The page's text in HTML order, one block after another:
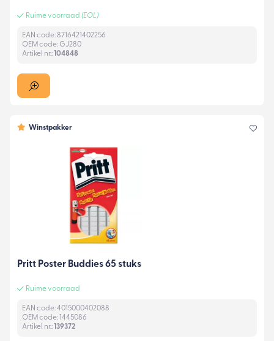
Ruime voorraad (EOL)
EAN code: 8716421402256
OEM code: GJ280
Artikel nr.: 104848
Winstpakker
Pritt Poster Buddies 65 stuks
Ruime voorraad
EAN code: 4015000402088
OEM code: 1445086
Artikel nr.:139372